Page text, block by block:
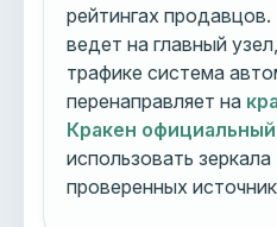
рейтингах продавцов.
ведет на главный
трафике система
перенаправляет на
Кракен
использовать зеркала
проверенных